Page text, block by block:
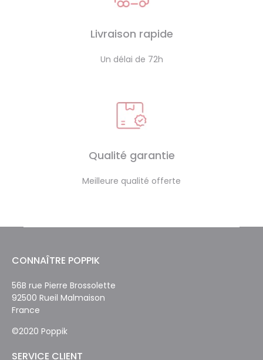
Livraison rapide
Un délai de 72h
Qualité garantie
Meilleure qualité offerte
CONNAÎTRE POPPIK
56B rue Pierre Brossolette
92500 Rueil Malmaison
France
©2020 Poppik
SERVICE CLIENT